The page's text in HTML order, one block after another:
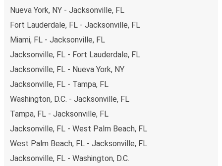
Nueva York, NY - Jacksonville, FL
Fort Lauderdale, FL - Jacksonville, FL
Miami, FL - Jacksonville, FL
Jacksonville, FL - Fort Lauderdale, FL
Jacksonville, FL - Nueva York, NY
Jacksonville, FL - Tampa, FL
Washington, D.C. - Jacksonville, FL
Tampa, FL - Jacksonville, FL
Jacksonville, FL - West Palm Beach, FL
West Palm Beach, FL - Jacksonville, FL
Jacksonville, FL - Washington, D.C.